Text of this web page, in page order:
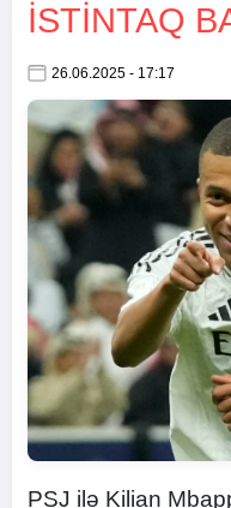
ISTINTAQ
26.06.2025 - 17:17
PSJ ilə Kilian